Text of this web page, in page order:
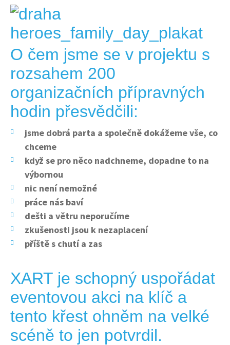
O čem jsme se v projektu s
rozsahem 200
organizačních přípravných
hodin přesvědčili:
jsme dobrá parta a společně dokážeme vše, co
chceme
když se pro něco nadchneme, dopadne to na
výbornou
nic není nemožné
práce nás baví
dešti a větru neporučíme
zkušenosti jsou k nezaplacení
příště s chutí a zas
XART je schopný uspořádat
eventovou akci na klíč a
tento křest ohněm na velké
scéně to jen potvrdil.